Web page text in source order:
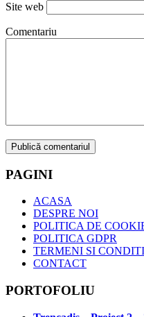
Site web
Comentariu
PAGINI
ACASA
DESPRE NOI
POLITICA DE
POLITICA GDPR
TERMENI SI
CONTACT
PORTOFOLIU